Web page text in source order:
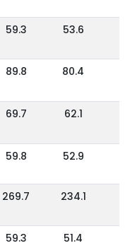
59.3 53.6
89.8 80.4
69.7 62.1
59.8 52.9
269.7 234.1
59.3 51.4